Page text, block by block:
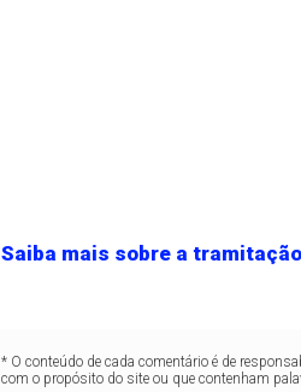
Saiba mais sobre a
* O conteúdo de cada comentário é de
com o propósito do site ou que contenham